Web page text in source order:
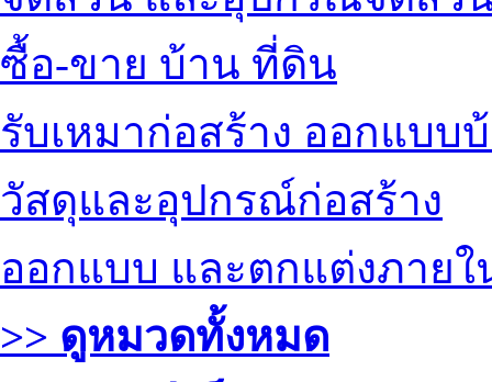
ซื้อ-ขาย บ้าน ที่ดิน
รับเหมาก่อสร้าง ออกแบบ
วัสดุและอุปกรณ์ก่อสร้าง
ออกแบบ และตกแต่งภายใ
>> ดูหมวดทั้งหมด